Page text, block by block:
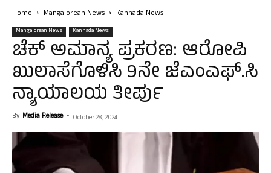
Home Mangalorean News Kannada News
Mangalorean News Kannada News
ಚೆಕ್ ಅಮಾನ್ಯ ಪ್ರಕರಣ: ಆರೋಪಿ
ಖುಲಾಸೆಗೊಳಿಸಿ 9ನೇ ಜೆಎಂಎಫ್.ಸಿ
ನ್ಯಾಯಾಲಯ ತೀರ್ಪು
By Media Release - October 28, 2024